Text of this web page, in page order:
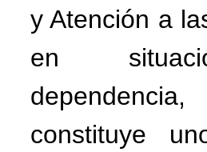
y Atención a
en
dependencia,
constituye